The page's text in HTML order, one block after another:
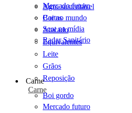
Agro sustentável
Cartas
Scot na mídia
Radar Sanitário
Mercado futuro
Boi no mundo
Atacado
Equivalentes
Leite
Grãos
Reposição
Carne
Carne
Boi gordo
Mercado futuro